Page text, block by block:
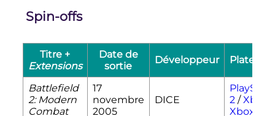
Spin-offs
Titre +
Extensions
Date de
sortie
Développeur
Battlefield
2: Modern
Combat
17
novembre
2005
DICE
2/Xbox
Xbox 360